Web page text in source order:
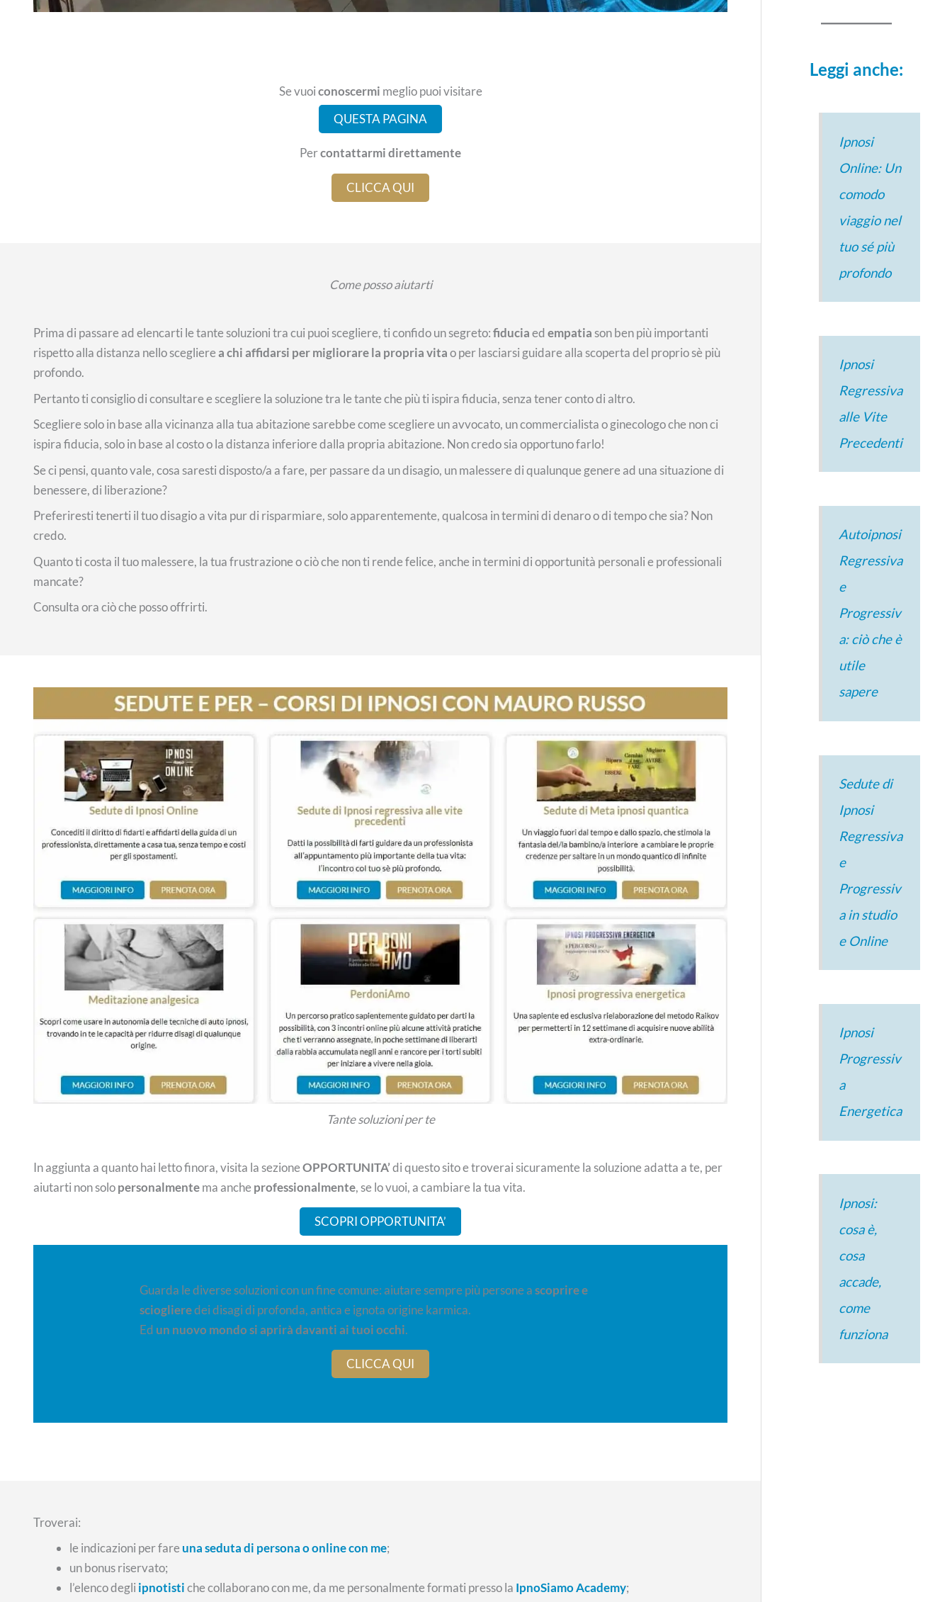
Se vuoiconoscermi meglio puoi visitare
QUESTA PAGINA
Percontattarmi direttamente
CLICCA QUI
Come posso aiutarti
Prima di passare ad elencarti le tante soluzioni tra cui puoi scegliere, ti confido un segreto:fiduciaedempatiason ben più importanti
rispetto alla distanza nello sceglierea chi affidarsi per migliorare la propria vitao per lasciarsi guidare alla scoperta del proprio sè più
profondo.
Pertanto ti consiglio di consultare e scegliere la soluzione tra le tante che più ti ispira fiducia, senza tener conto di altro.
Scegliere solo in base alla vicinanza alla tua abitazione sarebbe come scegliere un avvocato, un commercialista o ginecologo che non ci
ispira fiducia, solo in base al costo o la distanza inferiore dalla propria abitazione. Non credo sia opportuno farlo!
Se ci pensi, quanto vale, cosa saresti disposto/a a fare, per passare da un disagio, un malessere di qualunque genere ad una situazione di
benessere, di liberazione?
Preferiresti tenerti il tuo disagio a vita pur di risparmiare, solo apparentemente, qualcosa in termini di denaro o di tempo che sia? Non
credo.
Quanto ti costa il tuo malessere, la tua frustrazione o ciò che non ti rende felice, anche in termini di opportunità personali e professionali
mancate?
Consulta ora ciò che posso offrirti.
Tante soluzioni per te
In aggiunta a quanto hai letto finora, visita la sezioneOPPORTUNITA’di questo sito e troverai sicuramente la soluzione adatta a te, per
aiutarti non solopersonalmentema ancheprofessionalmente, se lo vuoi, a cambiare la tua vita.
SCOPRI OPPORTUNITA’
Guarda le diverse soluzioni con un fine comune: aiutare sempre più persone ascoprire e
scioglieredei disagi di profonda, antica e ignota origine karmica.
Ed un nuovo mondo si aprirà davanti ai tuoi occhi.
CLICCA QUI
Troverai:
le indicazioni per fare una seduta di persona o online con me;
un bonus riservato;
l’elenco degli ipnotistiche collaborano con me, da me personalmente formati presso la IpnoSiamo Academy;
Leggi anche:
Ipnosi
Online: Un
comodo
viaggio nel
tuo sé più
profondo
Ipnosi
Regressiva
alle Vite
Precedenti
Autoipnosi
Regressiva
e
Progressiv
a: ciò che è
utile
sapere
Sedute di
Ipnosi
Regressiva
e
Progressiv
a in studio
e Online
Ipnosi
Progressiv
a
Energetica
Ipnosi:
cosa è,
cosa
accade,
come
funziona